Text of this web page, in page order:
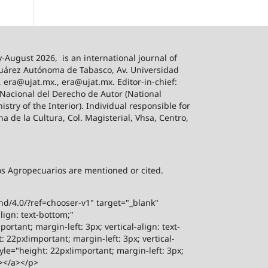
August 2026, is an international journal of
Autónoma de Tabasco, Av. Universidad
era@ujat.mx., era@ujat.mx. Editor-in-chief:
del Derecho de Autor (National
of the Interior). Individual responsible for
de la Cultura, Col. Magisterial, Vhsa, Centro,
Agropecuarios are mentioned or cited.
4.0/?ref=chooser-v1" target="_blank"
text-bottom;"
margin-left: 3px; vertical-align: text-
22px!important; margin-left: 3px; vertical-
22px!important; margin-left: 3px;
a></p>